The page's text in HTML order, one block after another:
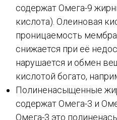
содержат Омега-9
кислота). Олеиновая
проницаемость
снижается при её
нарушается и обмен
кислотой богато,
Полиненасыщенные
содержат Омега-3 и
Омега-3 это